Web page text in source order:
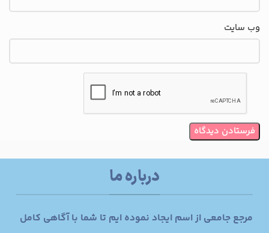
وب‌ سایت
درباره ما
مرجع جامعی از اسم ایجاد نموده ایم تا شما با آگاهی کامل